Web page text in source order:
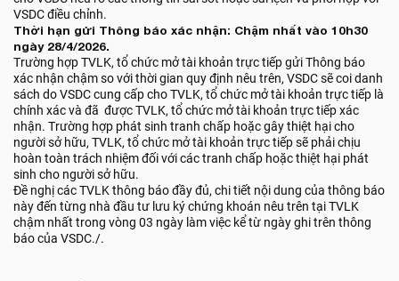
VSDC điều chỉnh.
Thời hạn gửi Thông báo xác nhận: Chậm nhất vào 10h30
ngày 28/4/2026.
Trường hợp TVLK, tổ chức mở tài khoản trực tiếp gửi Thông báo
xác nhận chậm so với thời gian quy định nêu trên, VSDC sẽ coi danh
sách do VSDC cung cấp cho TVLK, tổ chức mở tài khoản trực tiếp là
chính xác và đã được TVLK, tổ chức mở tài khoản trực tiếp xác
nhận. Trường hợp phát sinh tranh chấp hoặc gây thiệt hại cho
người sở hữu, TVLK, tổ chức mở tài khoản trực tiếp sẽ phải chịu
hoàn toàn trách nhiệm đối với các tranh chấp hoặc thiệt hại phát
sinh cho người sở hữu.
Đề nghị các TVLK thông báo đầy đủ, chi tiết nội dung của thông báo
này đến từng nhà đầu tư lưu ký chứng khoán nêu trên tại TVLK
chậm nhất trong vòng 03 ngày làm việc kể từ ngày ghi trên thông
báo của VSDC./.